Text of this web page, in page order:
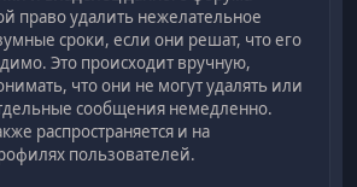
право удалить нежелательное
сроки, если они решат, что его
Это происходит вручную,
что они не могут удалять или
сообщения немедленно.
распространяется и на
пользователей.